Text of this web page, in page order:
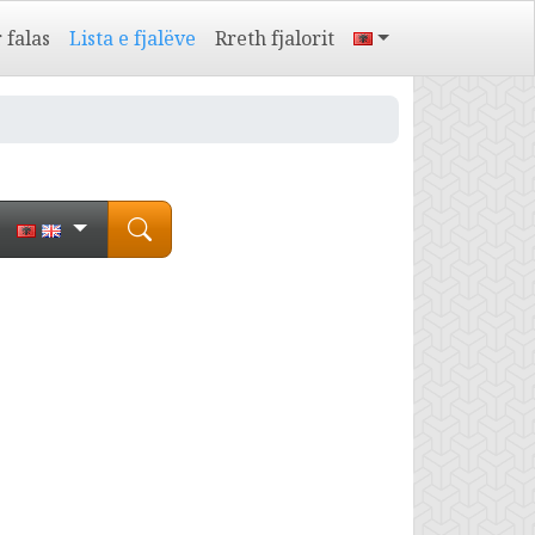
falas Lista e fjalëve Rreth fjalorit